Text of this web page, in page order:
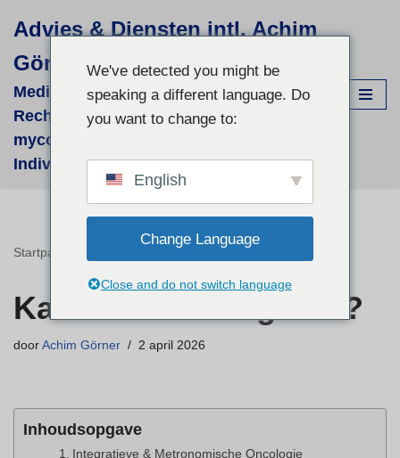
naar
de
inhoud
Advies & Diensten intl. Achim
Görner
Medizinisch-wissenschaftliche
Recherchen für supportive phyto- &
mycologische Therapien - fallbezogene
Individual-Recherchen und Beratung
Startpagina Kanker – uithongeren?
Kanker – uithongeren?
door Achim Görner 2 april 2026
Inhoudsopgave
Integratieve & Metronomische Oncologie
We've detected you might be
speaking a different language. Do
you want to change to:
English
Change Language
Close and do not switch language